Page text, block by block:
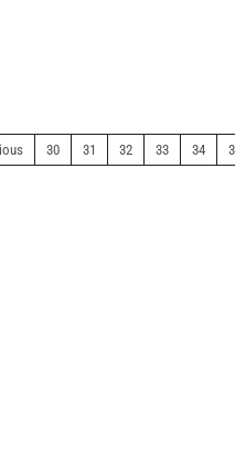
30 31 32 33 34